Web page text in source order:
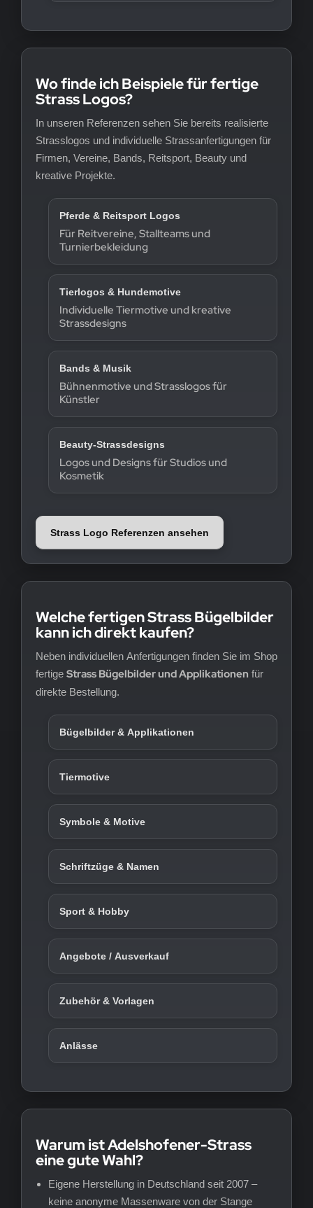
Wo finde ich Beispiele für fertige
Strass Logos?
In unseren Referenzen sehen Sie bereits realisierte
Strasslogos und individuelle Strassanfertigungen für
Firmen, Vereine, Bands, Reitsport, Beauty und
kreative Projekte.
Pferde & Reitsport Logos
Für Reitvereine, Stallteams und
Turnierbekleidung
Tierlogos & Hundemotive
Individuelle Tiermotive und kreative
Strassdesigns
Bands & Musik
Bühnenmotive und Strasslogos für
Künstler
Beauty-Strassdesigns
Logos und Designs für Studios und
Kosmetik
Strass Logo Referenzen ansehen
Welche fertigen Strass Bügelbilder
kann ich direkt kaufen?
Neben individuellen Anfertigungen finden Sie im Shop
fertige Strass Bügelbilder und Applikationen für
direkte Bestellung.
Bügelbilder & Applikationen
Tiermotive
Symbole & Motive
Schriftzüge & Namen
Sport & Hobby
Angebote / Ausverkauf
Zubehör & Vorlagen
Anlässe
Warum ist Adelshofener-Strass
eine gute Wahl?
Eigene Herstellung in Deutschland seit 2007 –
keine anonyme Massenware von der Stange